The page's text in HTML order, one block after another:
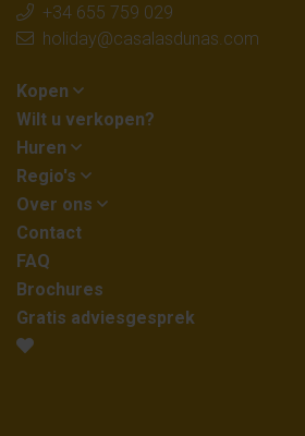
+34 655 759 029
holiday@casalasdunas.com
Kopen
Wilt u verkopen?
Huren
Regio's
Over ons
Contact
FAQ
Brochures
Gratis adviesgesprek